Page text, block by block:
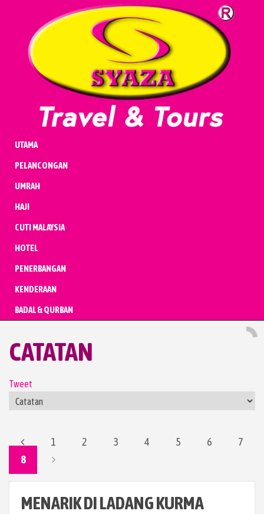
UTAMA
PELANCONGAN
UMRAH
HAJI
CUTI MALAYSIA
HOTEL
PENERBANGAN
KENDERAAN
BADAL & QURBAN
CUTI MALAYSIA
HOTEL
PENERBANGAN
BADAL & QURBAN
CATATAN
Tweet
1 2 3 4 5 6
7
8
MENARIK DI LADANG KURMA